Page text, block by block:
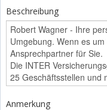
Beschreibung
Anmerkung